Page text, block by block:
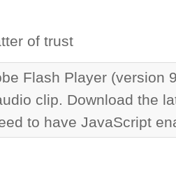
of trust
Flash Player (version
clip. Download the
to have JavaScript